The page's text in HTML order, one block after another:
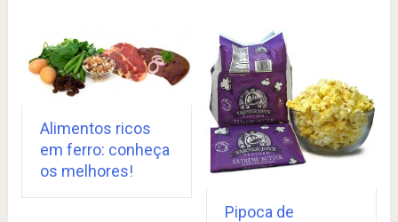
Alimentos ricos
em ferro: conheça
os melhores!
Pipoca de